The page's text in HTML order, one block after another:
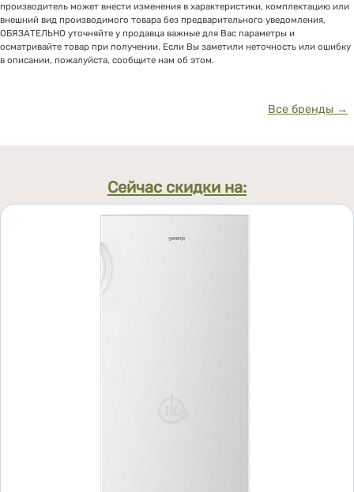
производитель может внести изменения в характеристики, комплектацию или
внешний вид производимого товара без предварительного уведомления,
ОБЯЗАТЕЛЬНО уточняйте у продавца важные для Вас параметры и
осматривайте товар при получении. Если Вы заметили неточность или ошибку
в описании, пожалуйста, сообщите нам об этом.
Все бренды →
Сейчас скидки на: